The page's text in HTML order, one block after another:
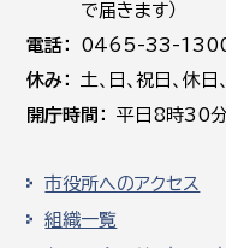
で届きます）
電話
0465-33-1300
休み
土､日､祝日、休
開庁時間
平日8時30
市役所へのアクセス
組織一覧